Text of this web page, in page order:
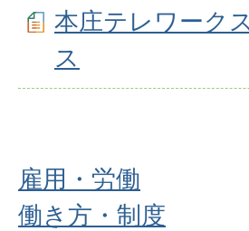
本庄テレワーク
ス
雇用・労働
働き方・制度